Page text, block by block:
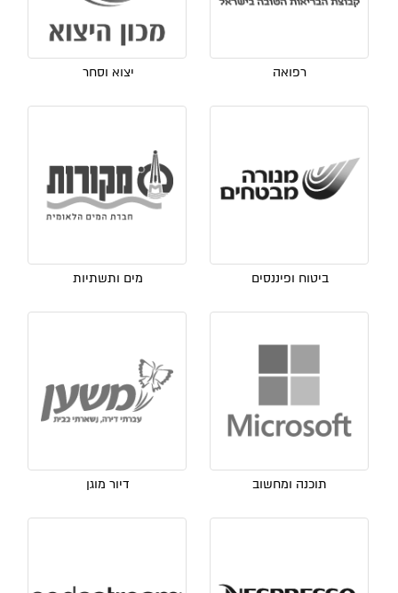
רפואה יצוא וסחר
ביטוח ופיננסים מים ותשתיות
תוכנה ומחשוב דיור מוגן